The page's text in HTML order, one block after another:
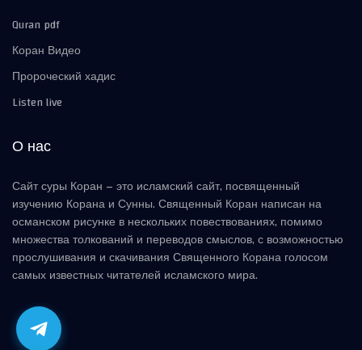
Quran pdf
Коран Видео
Пророческий хадис
Listen live
О нас
Сайт суры Коран – это исламский сайт, посвященный
изучению Корана и Сунны. Священный Коран написан на
османском рисунке в нескольких повествованиях, помимо
множества толкований и переводов смыслов, с возможностью
прослушивания и скачивания Священного Корана голосом
самых известных читателей исламского мира.